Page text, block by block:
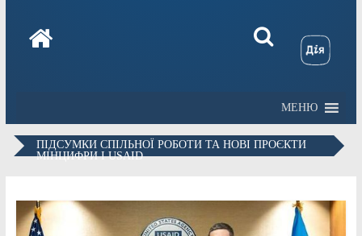
МЕНЮ
ПІДСУМКИ СПІЛЬНОЇ РОБОТИ ТА НОВІ ПРОЄКТИ
МІНЦИФРИ І USAID